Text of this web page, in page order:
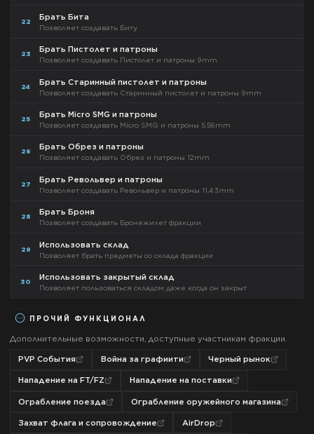
22 Брать Бита
Позволяет создавать Биту
23 Брать Пистолет и патроны
Позволяет создавать Пистолет и патроны 9mm
24 Брать Старинный пистолет и патроны
Позволяет создавать Старинный пистолет и патроны 9mm
25 Брать Micro SMG и патроны
Позволяет создавать Micro SMG и патроны 5.56mm
26 Брать Обрез и патроны
Позволяет создавать Обрез и патроны 12mm
27 Брать Револьвер и патроны
Позволяет создавать Револьвер и патроны 11.43mm
28 Брать Броня
Позволяет создавать Бронежилет фракции
29 Использовать склад
Позволяет брать предметы со склада фракции
30 Использовать закрытый склад
Позволяет пользоваться складом даже когда он закрыт
ПРОЧИЙ ФУНКЦИОНАЛ
Дополнительные возможности, доступные участникам фракции.
PVP События Война за графиити Черный рынок
Нападение на FT/FZ Нападение на поставки
Ограбление поезда Ограбление оружейного магазина
Захват флага и сопровождение AirDrop